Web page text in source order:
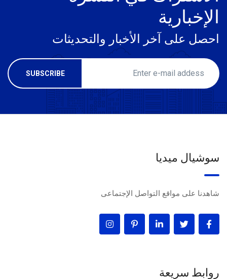
الإخبارية
احصل على آخر الأخبار والتحديثات
سوشيال ميديا
شاهدنا على مواقع التواصل الإجتماعى
روابط سريعة